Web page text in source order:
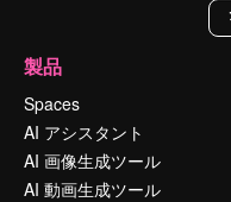
製品
Spaces
AI アシスタント
AI 画像生成ツール
AI 動画生成ツール